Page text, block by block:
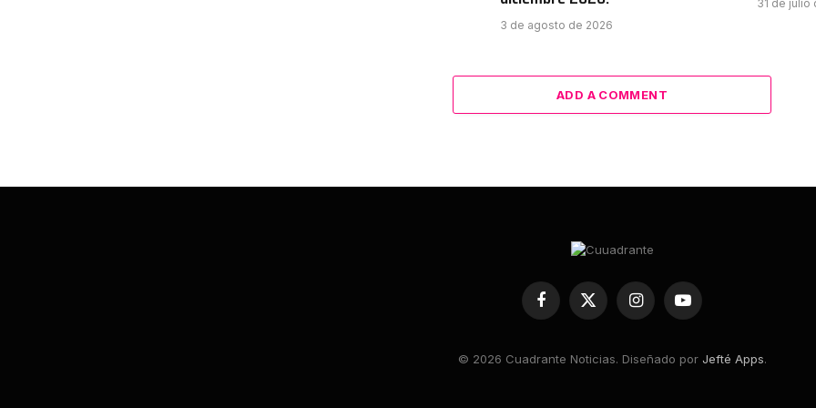
3 de agosto de 2026
31 de julio
ADD A COMMENT
Facebook
X
(Twitter)
InstagramYouTube
© 2026 Cuadrante Noticias. Diseñado por Jefté Apps.